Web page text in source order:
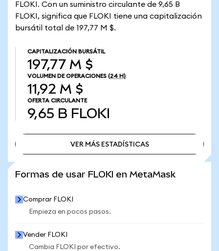
FLOKI. Con un suministro circulante de 9,65 B
FLOKI, significa que FLOKI tiene una capitalización
bursátil total de 197,77 M $.
CAPITALIZACIÓN BURSÁTIL
197,77 M $
VOLUMEN DE OPERACIONES (24 H)
11,92 M $
OFERTA CIRCULANTE
9,65 B FLOKI
VER MÁS ESTADÍSTICAS
Formas de usar FLOKI en MetaMask
Comprar FLOKI
Empieza en pocos pasos.
Vender FLOKI
Cambia FLOKI por efectivo.